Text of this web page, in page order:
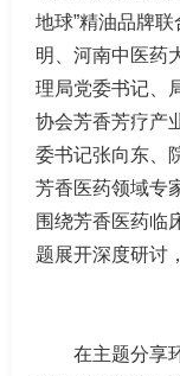
地球”精油品牌
明、河南中医药
理局党委书记、
协会芳香芳疗产
委书记张向东、
芳香医药领域专
围绕芳香医药临
题展开深度研讨
在主题分享环